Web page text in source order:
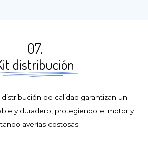
07.
distribución
de calidad garantizan un
y duradero, protegiendo el motor y
averías costosas.